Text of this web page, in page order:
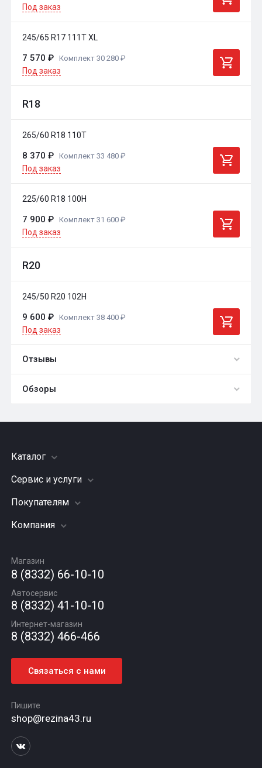
Под заказ
245/65 R17 111T XL
7 570 ₽ Комплект 30 280 ₽
Под заказ
R18
265/60 R18 110T
8 370 ₽ Комплект 33 480 ₽
Под заказ
225/60 R18 100H
7 900 ₽ Комплект 31 600 ₽
Под заказ
R20
245/50 R20 102H
9 600 ₽ Комплект 38 400 ₽
Под заказ
Отзывы
Общий рейтинг 0
Обзоры
Каталог
Шины
Грузовые шины
Диски
Автомасла
Сервис и услуги
Заправка кондиционера
Подвеска (ходовая часть)
Шиномонтаж
Покупателям
Акции
Гарантии и возврат
Компания
Вакансии
Новости
Статьи
Контакты
Магазин
8 (8332) 66-10-10
Автосервис
8 (8332) 41-10-10
Интернет-магазин
8 (8332) 466-466
Связаться с нами
Пишите
shop@rezina43.ru